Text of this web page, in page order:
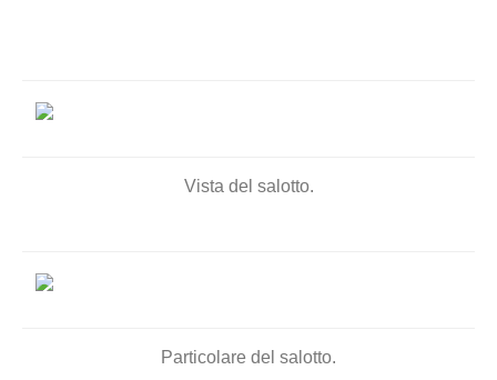
Vista del salotto.
Particolare del salotto.